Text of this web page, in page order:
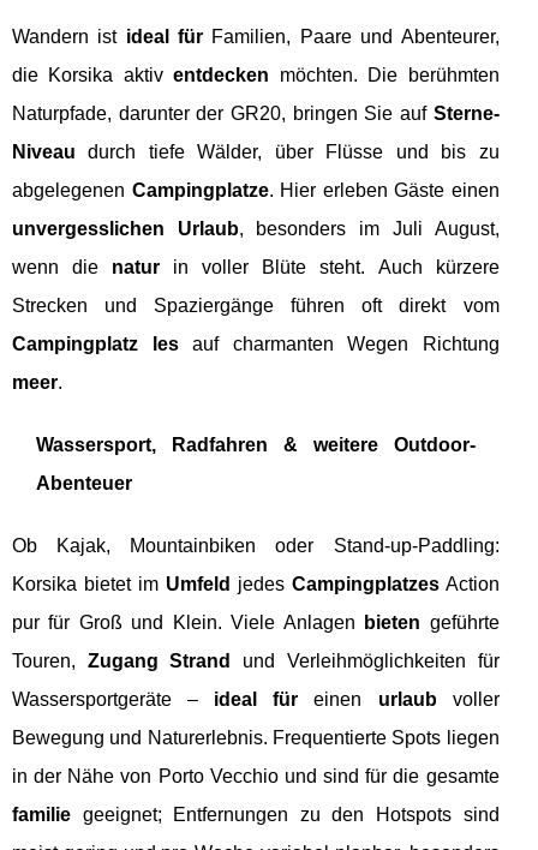
Wandern ist ideal für Familien, Paare und Abenteurer,
die Korsika aktiventdecken möchten. Die berühmten
Naturpfade, darunter der GR20, bringen Sie auf Sterne-
Niveau durch tiefe Wälder, über Flüsse und bis zu
abgelegenen Campingplatze. Hier erleben Gäste einen
unvergesslichen Urlaub, besonders im Juli August,
wenn die natur in voller Blüte steht. Auch kürzere
Strecken und Spaziergänge führen oft direkt vom
Campingplatz lesauf charmanten Wegen Richtung
meer.
Wassersport, Radfahren & weitere Outdoor-
Abenteuer
Ob Kajak, Mountainbiken oder Stand-up-Paddling:
Korsika bietet im Umfeld jedes CampingplatzesAction
pur für Groß und Klein. Viele Anlagen
bieten geführte
Touren, Zugang Strand
und Verleihmöglichkeiten für
Wassersportgeräte – ideal für einen urlaubvoller
Bewegung und Naturerlebnis. Frequentierte Spots liegen
in der Nähe von Porto Vecchio und sind für die gesamte
familie geeignet; Entfernungen zu den Hotspots sind